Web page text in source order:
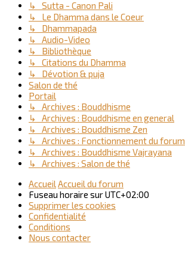
↳ Sutta - Canon Pali
↳ Le Dhamma dans le Coeur
↳ Dhammapada
↳ Audio-Video
↳ Bibliothèque
↳ Citations du Dhamma
↳ Dévotion & puja
Salon de thé
Portail
↳ Archives : Bouddhisme
↳ Archives : Bouddhisme en general
↳ Archives : Bouddhisme Zen
↳ Archives : Fonctionnement du forum
↳ Archives : Bouddhisme Vajrayana
↳ Archives : Salon de thé
AccueilAccueil du forum
Fuseau horaire surUTC+02:00
Supprimer les cookies
Confidentialité
Conditions
Nous contacter